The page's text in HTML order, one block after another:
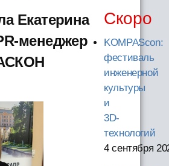
Екатерина
менеджер
Скоро
KOMPAScon:
фестиваль
инженерной
культуры
и
3D-
технологий
4 сентября